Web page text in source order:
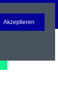
Akzeptieren